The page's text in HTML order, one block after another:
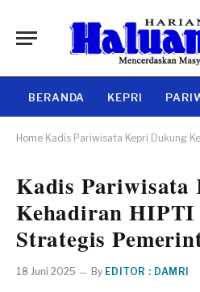
BERANDA KEPRI
Home Kadis Pariwisata Kepri Dukung
Kadis Pariwisata
Kehadiran
Strategis
18 Juni 2025 By EDITOR : DAMRI